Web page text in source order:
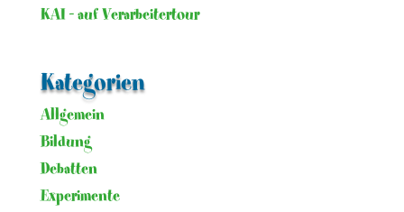
KAI – auf Verarbeitertour
Kategorien
Allgemein
Bildung
Debatten
Experimente